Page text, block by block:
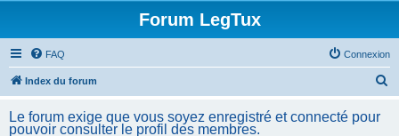
Forum LegTux
FAQ Connexion
Index du forum
Le forum exige que vous soyez enregistré et connecté pour
pouvoir consulter le profil des membres.